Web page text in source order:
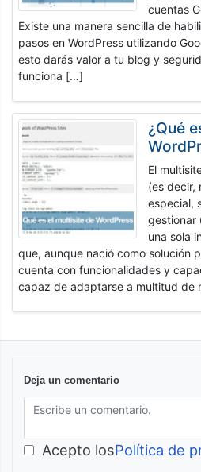
cuentas
Existe una manera sencilla de
pasos en WordPress utilizando
esto darás valor a tu blog y
funciona […]
¿Qué
El
(es decir,
especial,
gestionar
una sola
que, aunque nació como solución
cuenta con funcionalidades y
capaz de adaptarse a multitud de
Deja un comentario
Acepto losPolítica de